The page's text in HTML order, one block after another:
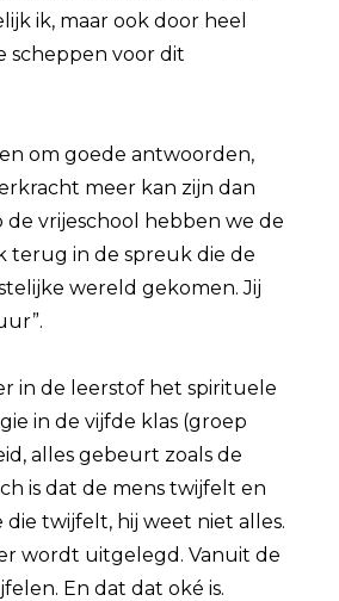
ik, maar ook door heel
scheppen voor dit
om goede antwoorden,
meer kan zijn dan
vrijeschool hebben we de
terug in de spreuk die de
wereld gekomen. Jij
in de leerstof het spirituele
in de vijfde klas (groep
alles gebeurt zoals de
is dat de mens twijfelt en
twijfelt, hij weet niet alles.
wordt uitgelegd. Vanuit de
En dat dat oké is.